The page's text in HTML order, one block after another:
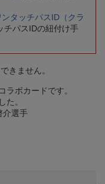
ンタッチパスID（クラ
チパスIDの紐付け手
きません。
ラボカードです。
た。
介選手